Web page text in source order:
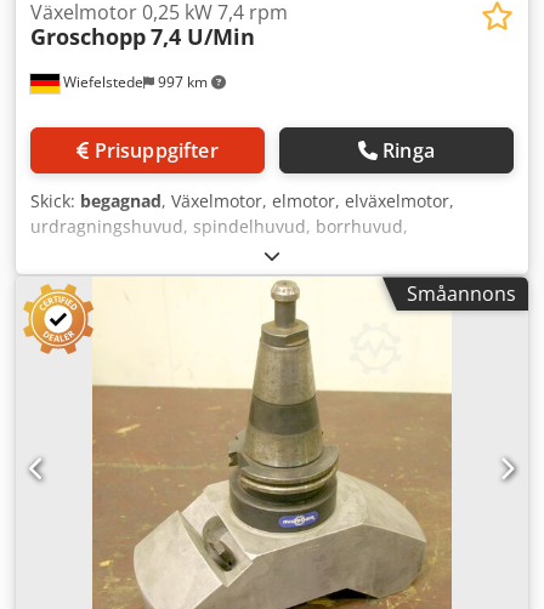
Wiefelstede 997 km
Växelmotor 0,25 kW 7,4 rpm
Groschopp7,4 U/Min
Prisuppgifter Ringa
Skick: begagnad, Växelmotor, elmotor, elväxelmotor,
urdragningshuvud, spindelhuvud, borrhuvud,
spårborrhuvud, spårhuvud, spindelborrhuvud,
upprymningshuvud, spindelverktyg, vridanordning,
behållarvridanordning Djdpfxetz Huzo Acgswa -
Spindelhuvud: 7,4 varv/min -Växel: Typ Z 8 i = 386 -Motor:
Groschopp MDM 100.70 0,25 kW -Axel: Ø 18 mm -Mått:
510/185/H240 mm -Vikt: 12,3 kg
Småannons